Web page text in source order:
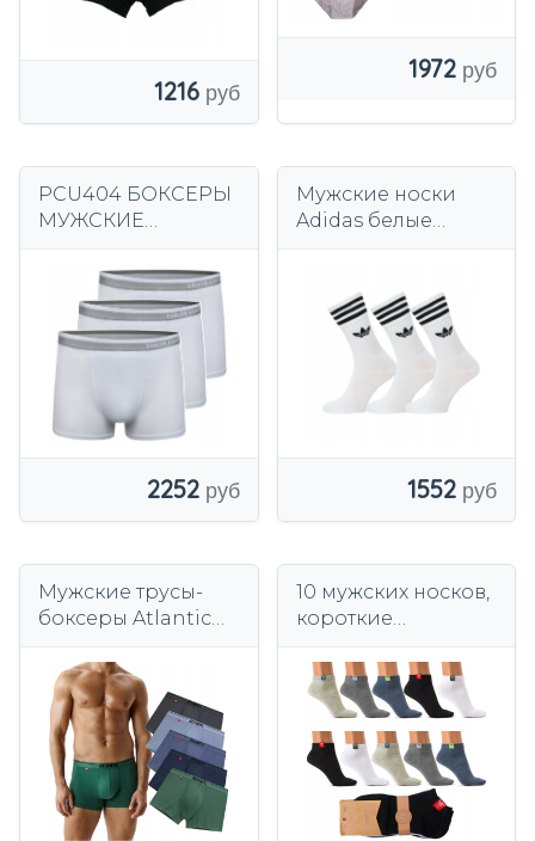
1216
1972
PCU404 БОКСЕРЫ
МУЖСКИЕ
PIERRE CARDIN, 3
пары, БЕЛЫЕ
2252
Мужские носки
Adidas белые
1552
Мужские трусы-
боксеры Atlantic
хлопок 2XL
10 мужских носков,
короткие
носки с
нашивками STAR